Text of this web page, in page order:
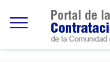
principal